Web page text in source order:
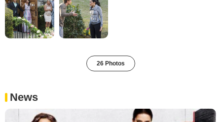
26 Photos
News